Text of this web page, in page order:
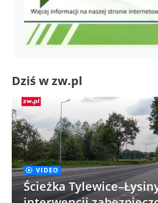
Dziś w zw.pl
VIDEO
Ścieżka